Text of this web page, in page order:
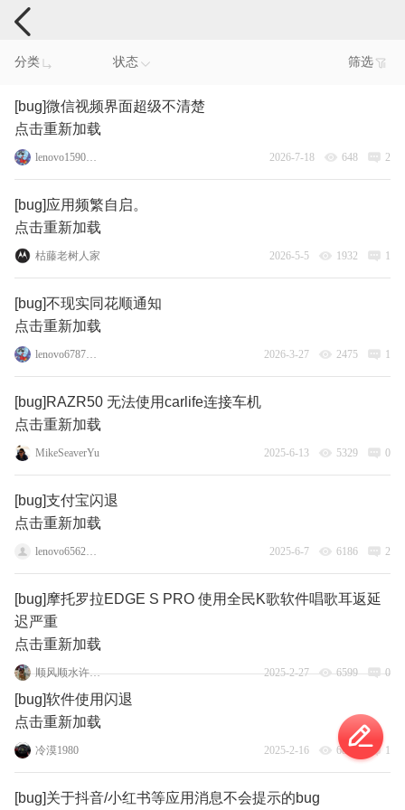
手机反馈
分类 状态 筛选
[bug]微信视频界面超级不清楚
点击重新加载
lenovo159087962 2026-7-18 648 2
[bug]应用频繁自启。
点击重新加载
枯藤老树人家 2026-5-5 1932 1
[bug]不现实同花顺通知
点击重新加载
lenovo67872328 2026-3-27 2475 1
[bug]RAZR50 无法使用carlife连接车机
点击重新加载
MikeSeaverYu 2025-6-13 5329 0
[bug]支付宝闪退
点击重新加载
lenovo65623516 2025-6-7 6186 2
[bug]摩托罗拉EDGE S PRO 使用全民K歌软件唱歌耳返延
迟严重
点击重新加载
顺风顺水许晓瑞 2025-2-27 6599 0
[bug]软件使用闪退
点击重新加载
冷漠1980 2025-2-16 6812 1
[bug]关于抖音/小红书等应用消息不会提示的bug